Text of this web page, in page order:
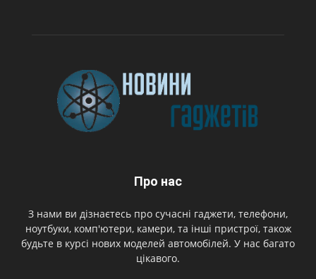
Про нас
З нами ви дізнаєтесь про сучасні гаджети, телефони,
ноутбуки, комп'ютери, камери, та інші пристрої, також
будьте в курсі нових моделей автомобілей. У нас багато
цікавого.